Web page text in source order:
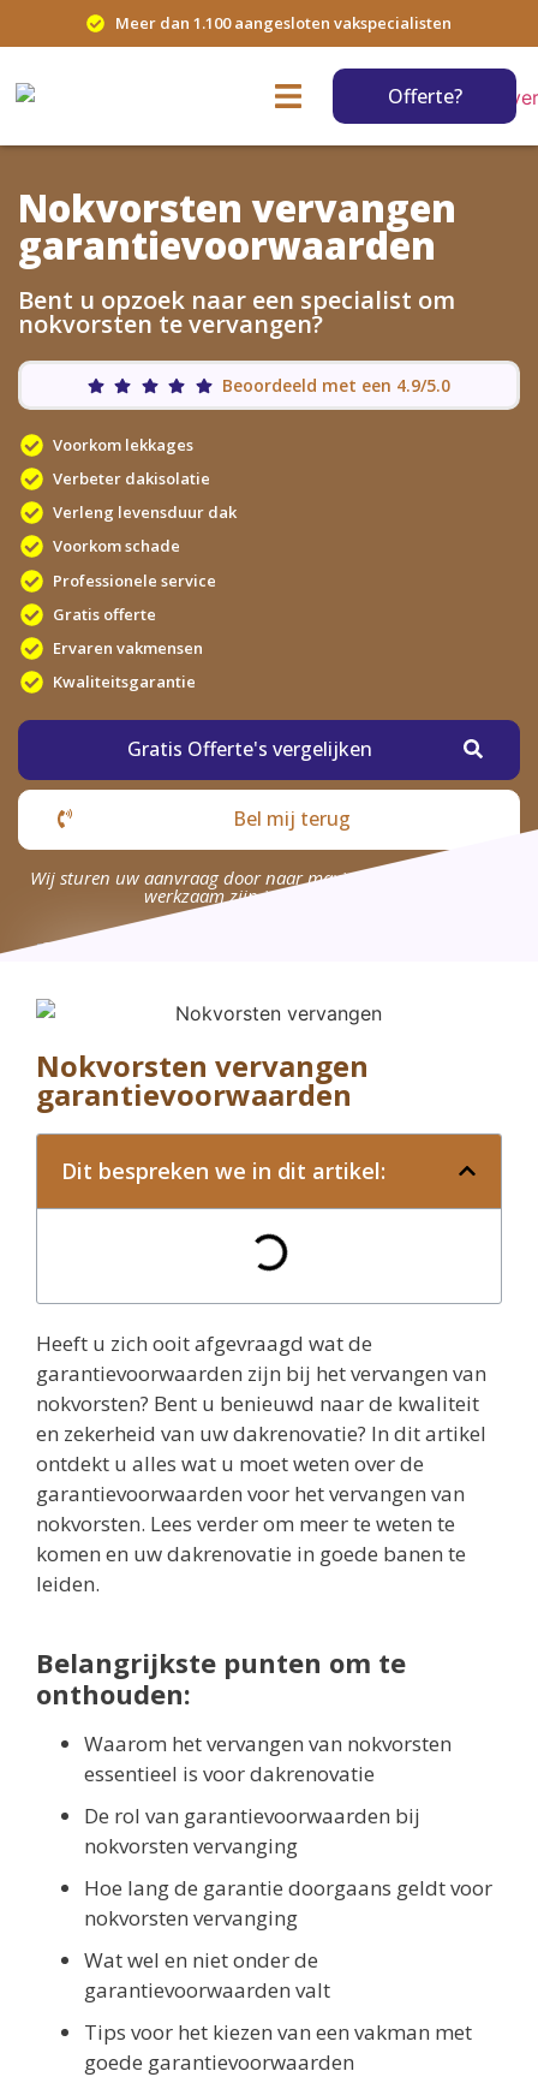
Meer dan 1.100 aangesloten vakspecialisten
Offerte?
Nokvorsten vervangen
garantievoorwaarden
Bent u opzoek naar een specialist om
nokvorsten te vervangen?
Beoordeeld met een 4.9/5.0
Voorkom lekkages
Verbeter dakisolatie
Verleng levensduur dak
Voorkom schade
Professionele service
Gratis offerte
Ervaren vakmensen
Kwaliteitsgarantie
Gratis Offerte's vergelijken
Bel mij terug
Wij sturen uw aanvraag door naar maximaal 4 bedrijven die
werkzaam zijn in uw omgeving.
Nokvorsten vervangen
garantievoorwaarden
Dit bespreken we in dit artikel:
Heeft u zich ooit afgevraagd wat de
garantievoorwaarden zijn bij het vervangen van
nokvorsten? Bent u benieuwd naar de kwaliteit
en zekerheid van uw dakrenovatie? In dit artikel
ontdekt u alles wat u moet weten over de
garantievoorwaarden voor het vervangen van
nokvorsten. Lees verder om meer te weten te
komen en uw dakrenovatie in goede banen te
leiden.
Belangrijkste punten om te
onthouden:
Waarom het vervangen van nokvorsten
essentieel is voor dakrenovatie
De rol van garantievoorwaarden bij
nokvorsten vervanging
Hoe lang de garantie doorgaans geldt voor
nokvorsten vervanging
Wat wel en niet onder de
garantievoorwaarden valt
Tips voor het kiezen van een vakman met
goede garantievoorwaarden